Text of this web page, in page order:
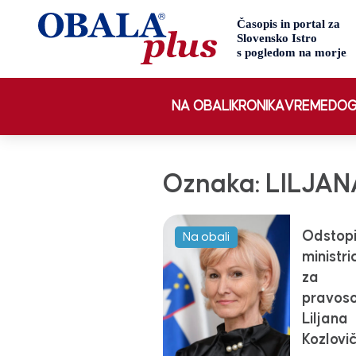
NA OBALI KRONIKAVREME
Oznaka:
Na obali
za
Liljana
Kozlovič